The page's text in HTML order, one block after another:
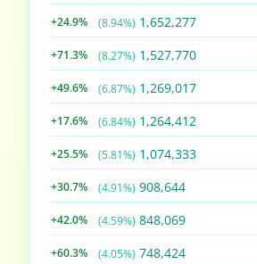
1,652,277
(8.94%)
+24.9%
1,527,770
(8.27%)
+71.3%
1,269,017
(6.87%)
+49.6%
1,264,412
(6.84%)
+17.6%
1,074,333
(5.81%)
+25.5%
908,644
(4.91%)
+30.7%
848,069
(4.59%)
+42.0%
748,424
(4.05%)
+60.3%